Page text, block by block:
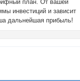
план. От вашей
инвестиций и зависит
дальнейшая прибыль!